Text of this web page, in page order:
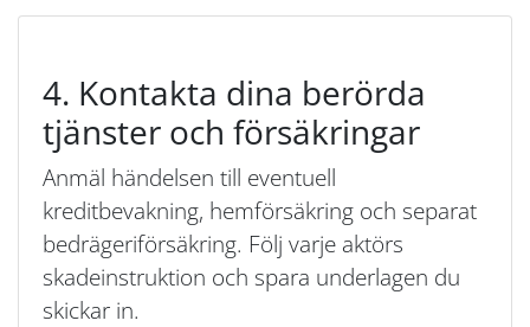
4. Kontakta dina berörda
tjänster och försäkringar
Anmäl händelsen till eventuell
kreditbevakning, hemförsäkring och separat
bedrägeriförsäkring. Följ varje aktörs
skadeinstruktion och spara underlagen du
skickar in.